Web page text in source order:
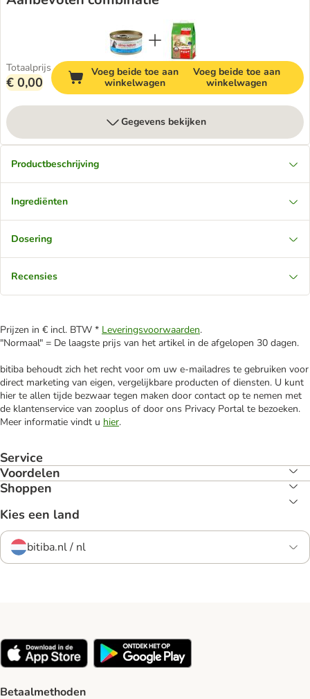
Totaalprijs
€ 0,00
Voeg beide toe aan
winkelwagen
Voeg beide toe aan
winkelwagen
Gegevens bekijken
Productbeschrijving
Ingrediënten
Dosering
Recensies
Prijzen in € incl. BTW * Leveringsvoorwaarden.
"Normaal" = De laagste prijs van het artikel in de afgelopen 30 dagen.
bitiba behoudt zich het recht voor om uw e-mailadres te gebruiken voor
direct marketing van eigen, vergelijkbare producten of diensten. U kunt
hier te allen tijde bezwaar tegen maken door contact op te nemen met
de klantenservice van zooplus of door ons Privacy Portal te bezoeken.
Meer informatie vindt u hier.
Service
Voordelen
Shoppen
Kies een land
bitiba.nl / nl
Betaalmethoden